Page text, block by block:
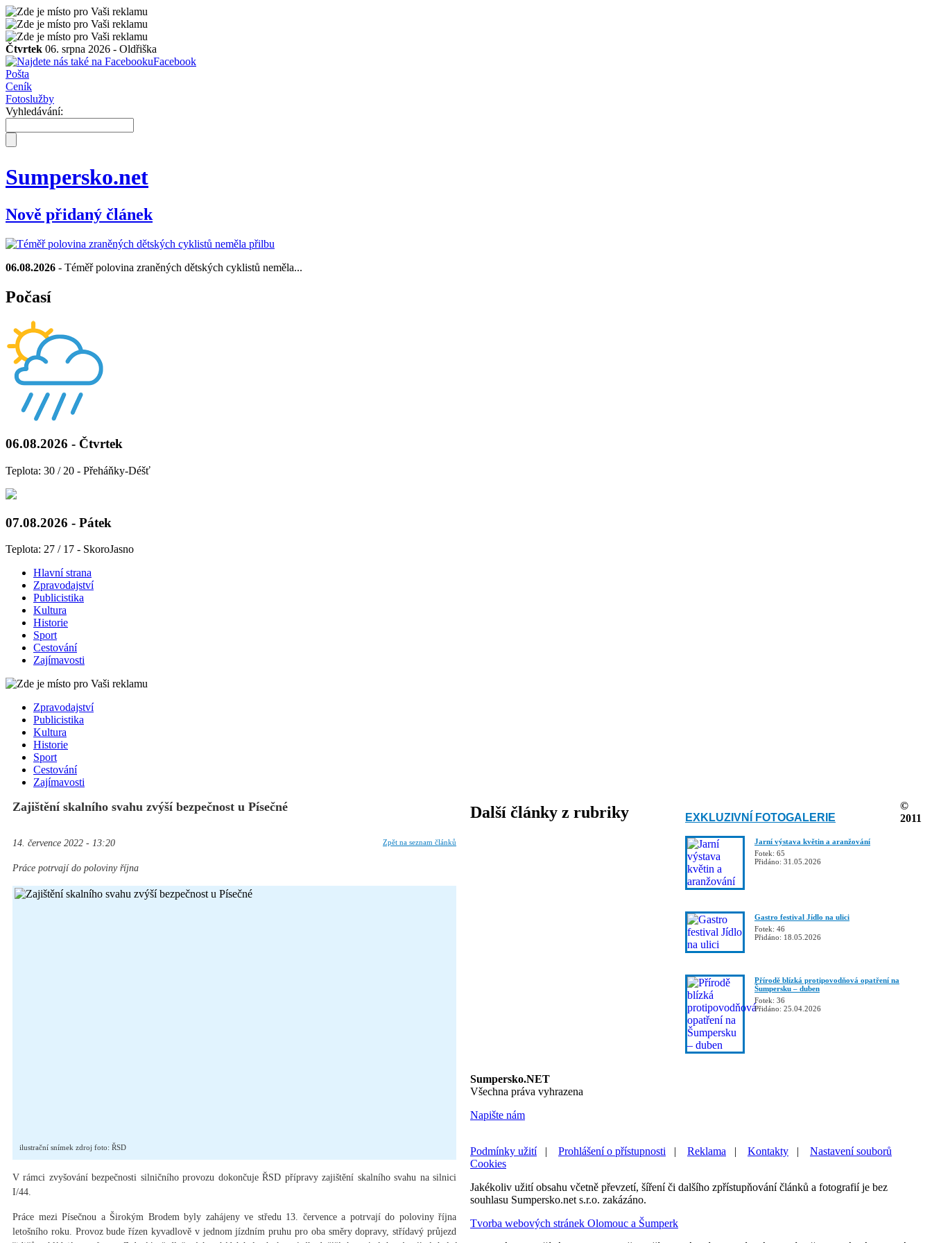
Čtvrtek 06. srpna 2026 - Oldřiška
Facebook
Pošta
Ceník
Fotoslužby
Vyhledávání:
Sumpersko.net
Nově přidaný článek
06.08.2026 - Téměř polovina zraněných dětských cyklistů neměla...
Počasí
06.08.2026 - Čtvrtek
Teplota: 30 / 20 - Přeháňky-Déšť
07.08.2026 - Pátek
Teplota: 27 / 17 - SkoroJasno
Hlavní strana
Zpravodajství
Publicistika
Kultura
Historie
Sport
Cestování
Zajímavosti
Zpravodajství
Publicistika
Kultura
Historie
Sport
Cestování
Zajímavosti
Zajištění skalního svahu zvýší bezpečnost u Písečné
14. července 2022 - 13:20 Zpět na seznam článků
Práce potrvají do poloviny října
ilustrační snímek zdroj foto: ŘSD
V rámci zvyšování bezpečnosti silničního provozu dokončuje ŘSD přípravy zajištění skalního svahu na silnici
I/44.
Práce mezi Písečnou a Širokým Brodem byly zahájeny ve středu 13. července a potrvají do poloviny října
letošního roku. Provoz bude řízen kyvadlově v jednom jízdním pruhu pro oba směry dopravy, střídavý průjezd
Další články z rubriky EXKLUZIVNÍ FOTOGALERIE
Jarní výstava květin a aranžování
Fotek: 65
Přidáno: 31.05.2026
Gastro festival Jídlo na ulici
Fotek: 46
Přidáno: 18.05.2026
Přírodě blízká protipovodňová opatření na
Šumpersku – duben
Fotek: 36
Přidáno: 25.04.2026
©
2011
Sumpersko.NET
Všechna práva vyhrazena
Napište nám
Podmínky užití Prohlášení o přístupnosti Reklama Kontakty
Nastavení souborů
Cookies
Jakékoliv užití obsahu včetně převzetí, šíření či dalšího zpřístupňování článků a fotografií je bez
souhlasu Sumpersko.net s.r.o. zakázáno.
Tvorba webových stránek Olomouc a Šumperk